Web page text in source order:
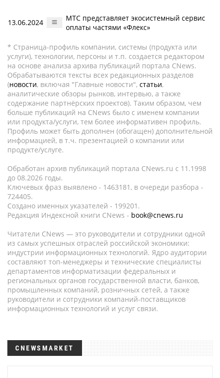
13.06.2024
МТС представляет экосистемный сервис
оплаты частями «Флекс»
* Страница-профиль компании, системы (продукта или
услуги), технологии, персоны и т.п. создается редактором
на основе анализа архива публикаций портала CNews.
Обрабатываются тексты всех редакционных разделов
(новости, включая "Главные новости", статьи,
аналитические обзоры рынков, интервью, а также
содержание партнёрских проектов). Таким образом, чем
больше публикаций на CNews было с именем компании
или продукта/услуги, тем более информативен профиль.
Профиль может быть дополнен (обогащен) дополнительной
информацией, в т.ч. презентацией о компании или
продукте/услуге.
Обработан архив публикаций портала CNews.ru c 11.1998
до 08.2026 годы.
Ключевых фраз выявлено - 1463181, в очереди разбора -
724405.
Создано именных указателей - 199201.
Редакция Индексной книги CNews - book@cnews.ru
Читатели CNews — это руководители и сотрудники одной
из самых успешных отраслей российской экономики:
индустрии информационных технологий. Ядро аудитории
составляют топ-менеджеры и технические специалисты
департаментов информатизации федеральных и
региональных органов государственной власти, банков,
промышленных компаний, розничных сетей, а также
руководители и сотрудники компаний-поставщиков
информационных технологий и услуг связи.
CNEWSMARKET